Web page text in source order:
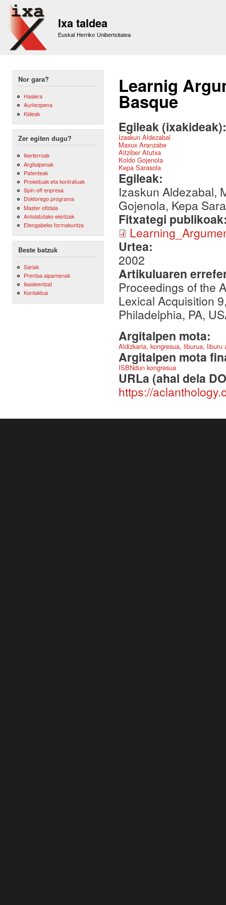
Ixa taldea
Euskal Herriko Unibertsitatea
Nor gara?
Hasiera
Aurkezpena
Kideak
Zer egiten dugu?
Ikerlerroak
Argitalpenak
Patenteak
Proiektuak eta kontratuak
Spin-off enpresa
Doktorego programa
Master ofiziala
Antolatutako ekintzak
Etengabeko formakuntza
Beste batzuk
Sariak
Prentsa aipamenak
Ikasleentzat
Kontaktua
Learnig
Basque
Egileak
Izaskun Aldezabal
Maxux Aranzabe
Aitziber Atutxa
Koldo Gojenola
Kepa Sarasola
Egileak:
Izaskun Aldezabal,
Gojenola, Kepa
Fitxategi
Urtea:
2002
Artikuluaren
Proceedings of the
Lexical Acquisition
Philadelphia, PA,
Argitalpen mota:
Aldizkaria, kongresua, liburua,
Argitalpen mota
ISBNdun kongresua
URLa (ahal dela
https://